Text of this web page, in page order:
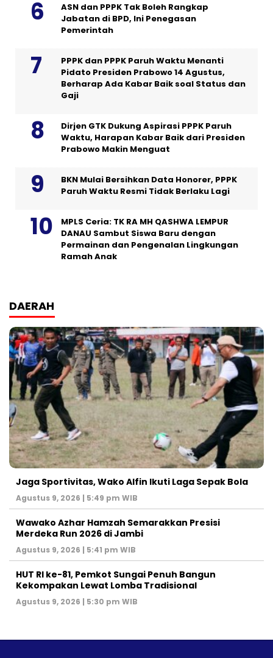
ASN dan PPPK Tak Boleh Rangkap
Jabatan di BPD, Ini Penegasan
Pemerintah
PPPK dan PPPK Paruh Waktu Menanti
Pidato Presiden Prabowo 14 Agustus,
Berharap Ada Kabar Baik soal Status dan
Gaji
Dirjen GTK Dukung Aspirasi PPPK Paruh
Waktu, Harapan Kabar Baik dari Presiden
Prabowo Makin Menguat
BKN Mulai Bersihkan Data Honorer, PPPK
Paruh Waktu Resmi Tidak Berlaku Lagi
MPLS Ceria: TK RA MH QASHWA LEMPUR
DANAU Sambut Siswa Baru dengan
Permainan dan Pengenalan Lingkungan
Ramah Anak
DAERAH
Jaga Sportivitas, Wako Alfin Ikuti Laga Sepak Bola
Agustus 9, 2026 | 5:49 pm WIB
Wawako Azhar Hamzah Semarakkan Presisi
Merdeka Run 2026 di Jambi
Agustus 9, 2026 | 5:41 pm WIB
HUT RI ke-81, Pemkot Sungai Penuh Bangun
Kekompakan Lewat Lomba Tradisional
Agustus 9, 2026 | 5:30 pm WIB